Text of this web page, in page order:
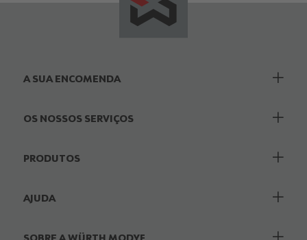
A SUA ENCOMENDA
OS NOSSOS SERVIÇOS
PRODUTOS
AJUDA